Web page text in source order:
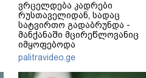
ვრცელდება კადრები
რუსთაველიდან, სადაც
სატვირთო გადაბრუნდა -
მანქანაში მცირეწლოვანიც
იმყოფებოდა
palitravideo.ge